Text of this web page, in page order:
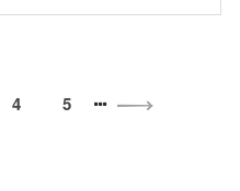
4 5